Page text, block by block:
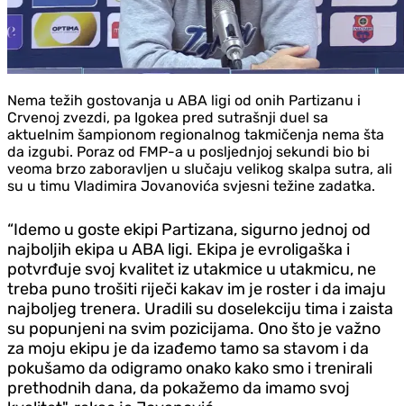
Nema težih gostovanja u ABA ligi od onih Partizanu i
Crvenoj zvezdi, pa Igokea pred sutrašnji duel sa
aktuelnim šampionom regionalnog takmičenja nema šta
da izgubi. Poraz od FMP-a u posljednjoj sekundi bio bi
veoma brzo zaboravljen u slučaju velikog skalpa sutra, ali
su u timu Vladimira Jovanovića svjesni težine zadatka.
“Idemo u goste ekipi Partizana, sigurno jednoj od
najboljih ekipa u ABA ligi. Ekipa je evroligaška i
potvrđuje svoj kvalitet iz utakmice u utakmicu, ne
treba puno trošiti riječi kakav im je roster i da imaju
najboljeg trenera. Uradili su doselekciju tima i zaista
su popunjeni na svim pozicijama. Ono što je važno
za moju ekipu je da izađemo tamo sa stavom i da
pokušamo da odigramo onako kako smo i trenirali
prethodnih dana, da pokažemo da imamo svoj